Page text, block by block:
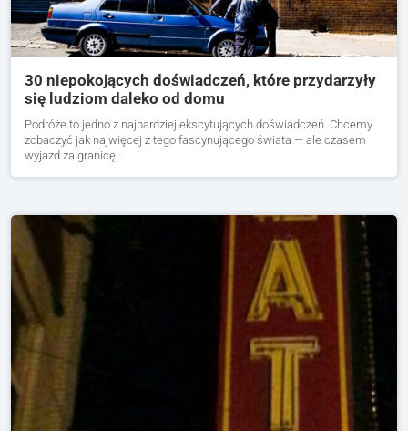
30 niepokojących doświadczeń, które przydarzyły
się ludziom daleko od domu
Podróże to jedno z najbardziej ekscytujących doświadczeń. Chcemy
zobaczyć jak najwięcej z tego fascynującego świata — ale czasem
wyjazd za granicę…